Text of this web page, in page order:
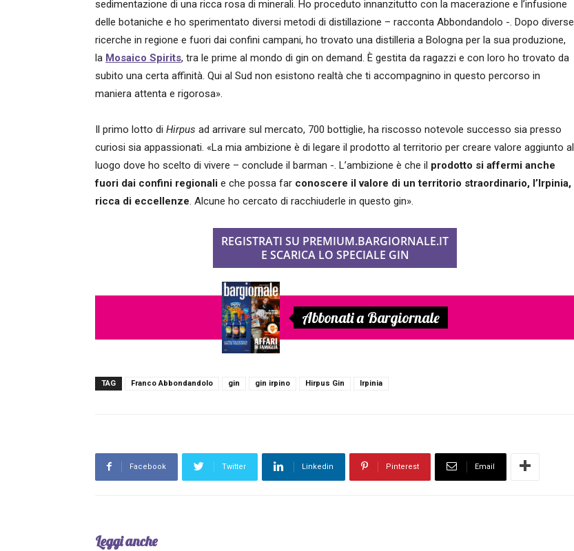
sedimentazione di una ricca rosa di minerali. Ho proceduto innanzitutto con la macerazione e l’infusione
delle botaniche e ho sperimentato diversi metodi di distillazione – racconta Abbondandolo -. Dopo diverse
ricerche in regione e fuori dai confini campani, ho trovato una distilleria a Bologna per la sua produzione,
la Mosaico Spirits, tra le prime al mondo di gin on demand. È gestita da ragazzi e con loro ho trovato da
subito una certa affinità. Qui al Sud non esistono realtà che ti accompagnino in questo percorso in
maniera attenta e rigorosa».
Il primo lotto di Hirpus ad arrivare sul mercato, 700 bottiglie, ha riscosso notevole successo sia presso
curiosi sia appassionati. «La mia ambizione è di legare il prodotto al territorio per creare valore aggiunto al
luogo dove ho scelto di vivere – conclude il barman -. L’ambizione è che il prodotto si affermi anche
fuori dai confini regionali e che possa far conoscere il valore di un territorio straordinario, l’Irpinia,
ricca di eccellenze. Alcune ho cercato di racchiuderle in questo gin».
REGISTRATI SU PREMIUM.BARGIORNALE.IT
E SCARICA LO SPECIALE GIN
Abbonati a Bargiornale
TAG Franco Abbondandolo gin gin irpino Hirpus Gin Irpinia
Facebook Twitter Linkedin Pinterest Email
Leggi anche